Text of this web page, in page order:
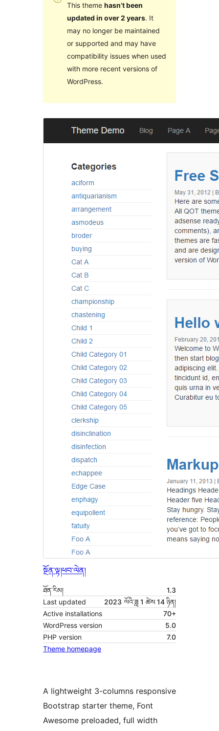
This theme hasn’t been
updated in over 2 years. It
may no longer be maintained
or supported and may have
compatibility issues when used
with more recent versions of
WordPress.
སྔོན་ལྟ།ཕབ་ལེན།
ཐོན་རིམ།
1.3
Last updated
2023 ལོའི་ཟླ 1 ཚེས 14 ཉིན།
Active installations
70+
WordPress version
5.0
PHP version
7.0
Theme homepage
A lightweight 3-columns responsive
Bootstrap starter theme, Font
Awesome preloaded, full width